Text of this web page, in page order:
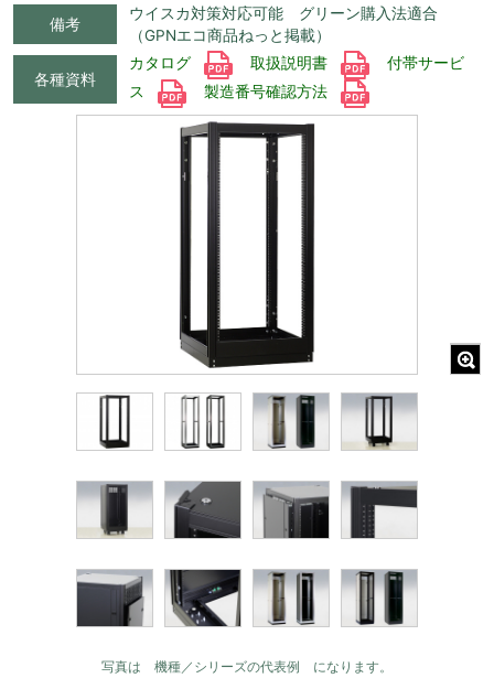
備考
ウイスカ対策対応可能 グリーン購入法適合
（GPNエコ商品ねっと掲載）
各種資料
カタログ 取扱説明書
付帯サービ
ス
製造番号確認方法
写真は 機種／シリーズの代表例 になります。